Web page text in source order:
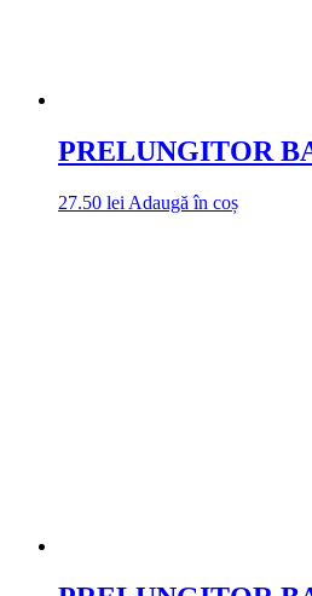
PRELUNGITOR
27.50 lei Adaugă în coș